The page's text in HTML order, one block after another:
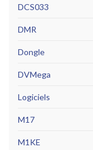
DCS033
DMR
Dongle
DVMega
Logiciels
M17
M1KE